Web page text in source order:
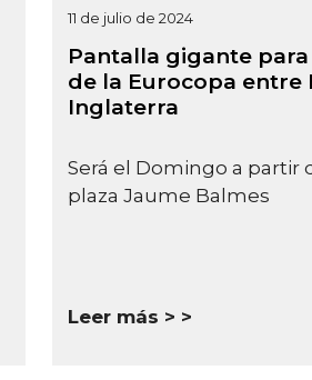
11 de julio de 2024
Pantalla gigante
de la Eurocopa entre
Inglaterra
Será el Domingo a partir
plaza Jaume Balmes
Leer más >